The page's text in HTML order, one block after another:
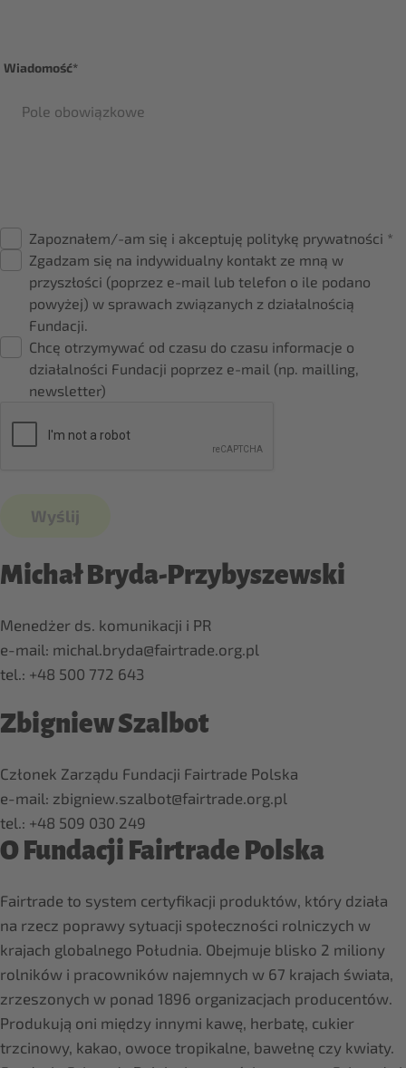
Wiadomość*
Zapoznałem/-am się i akceptuję politykę prywatności *
Zgadzam się na indywidualny kontakt ze mną w
przyszłości (poprzez e-mail lub telefon o ile podano
powyżej) w sprawach związanych z działalnością
Fundacji.
Chcę otrzymywać od czasu do czasu informacje o
działalności Fundacji poprzez e-mail (np. mailling,
newsletter)
Wyślij
Michał Bryda-Przybyszewski
Menedżer ds. komunikacji i PR
e-mail: michal.bryda@fairtrade.org.pl
tel.: +48 500 772 643
Zbigniew Szalbot
Członek Zarządu Fundacji Fairtrade Polska
e-mail: zbigniew.szalbot@fairtrade.org.pl
tel.: +48 509 030 249
O Fundacji Fairtrade Polska
Fairtrade to system certyfikacji produktów, który działa
na rzecz poprawy sytuacji społeczności rolniczych w
krajach globalnego Południa. Obejmuje blisko 2 miliony
rolników i pracowników najemnych w 67 krajach świata,
zrzeszonych w ponad 1896 organizacjach producentów.
Produkują oni między innymi kawę, herbatę, cukier
trzcinowy, kakao, owoce tropikalne, bawełnę czy kwiaty.